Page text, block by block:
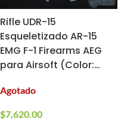
Rifle UDR-15
Esqueletizado AR-15
EMG F-1 Firearms AEG
para Airsoft (Color:
Agotado
$7,620.00